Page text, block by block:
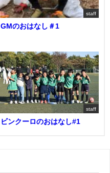
staff
GMのおはなし＃1
staff
ビンクーロのおはなし#1